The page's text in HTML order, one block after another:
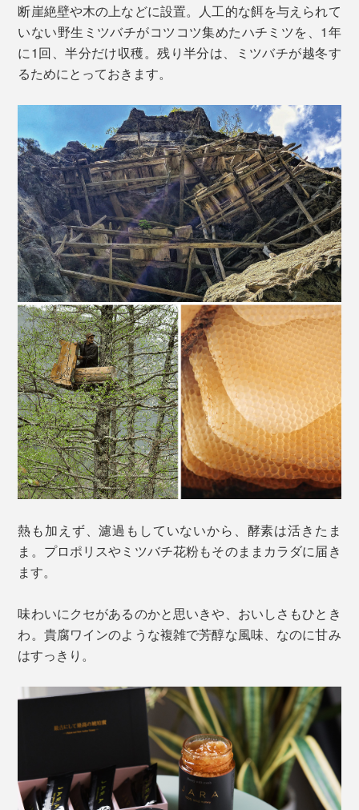
断崖絶壁や木の上などに設置。人工的な餌を与えられて
いない野生ミツバチがコツコツ集めたハチミツを、1年
に1回、半分だけ収穫。残り半分は、ミツバチが越冬す
るためにとっておきます。
熱も加えず、濾過もしていないから、酵素は活きたま
ま。プロポリスやミツバチ花粉もそのままカラダに届き
ます。
味わいにクセがあるのかと思いきや、おいしさもひとき
わ。貴腐ワインのような複雑で芳醇な風味、なのに甘み
はすっきり。